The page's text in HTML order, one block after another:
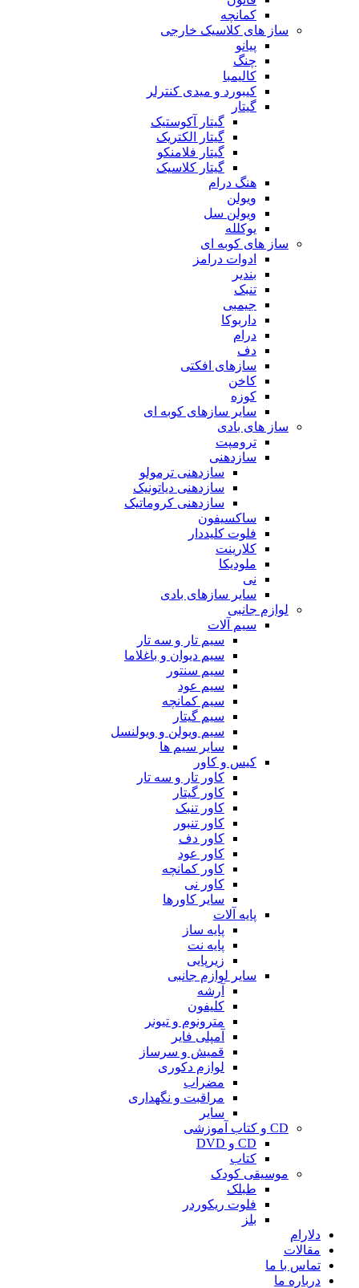
کمانچه
ساز های کلاسیک خارجی
پیانو
چنگ
کالیمبا
کیبورد و میدی کنترلر
گیتار
گیتار آکوستیک
گیتار الکتریک
گیتار فلامنکو
گیتار کلاسیک
هنگ درام
ویولن
ویولن سل
یوکلله
ساز های کوبه ای
ادوات درامز
بندیر
تنبک
جیمبی
داربوکا
درام
دف
سازهای افکتی
کاخن
کوزه
سایر سازهای کوبه ای
ساز های بادی
ترومپت
سازدهنی
سازدهنی ترمولو
سازدهنی دیاتونیک
سازدهنی کروماتیک
ساکسیفون
فلوت کلیددار
کلارینت
ملودیکا
نی
سایر سازهای بادی
لوازم جانبی
سیم آلات
سیم تار و سه تار
سیم دیوان و باغلاما
سیم سنتور
سیم عود
سیم کمانچه
سیم گیتار
سیم ویولن و ویولنسل
سایر سیم ها
کیس و کاور
کاور تار و سه تار
کاور گیتار
کاور تنبک
کاور تنبور
کاور دف
کاور عود
کاور کمانچه
کاور نی
سایر کاورها
پایه آلات
پایه ساز
پایه نت
زیرپایی
سایر لوازم جانبی
آرشه
کلیفون
مترونوم و تیونر
آمپلی فایر
قمیش و سرساز
لوازم دکوری
مضراب
مراقبت و نگهداری
سایر
CD و کتاب آموزشی
CD و DVD
کتاب
موسیقی کودک
طبلک
فلوت ریکوردر
بلز
دلارام
مقالات
تماس با ما
درباره ما